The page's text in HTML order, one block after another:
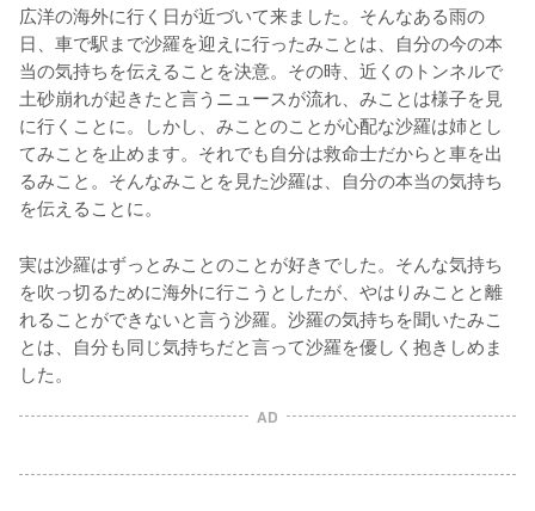
広洋の海外に行く日が近づいて来ました。そんなある雨の
日、車で駅まで沙羅を迎えに行ったみことは、自分の今の本
当の気持ちを伝えることを決意。その時、近くのトンネルで
土砂崩れが起きたと言うニュースが流れ、みことは様子を見
に行くことに。しかし、みことのことが心配な沙羅は姉とし
てみことを止めます。それでも自分は救命士だからと車を出
るみこと。そんなみことを見た沙羅は、自分の本当の気持ち
を伝えることに。
実は沙羅はずっとみことのことが好きでした。そんな気持ち
を吹っ切るために海外に行こうとしたが、やはりみことと離
れることができないと言う沙羅。沙羅の気持ちを聞いたみこ
とは、自分も同じ気持ちだと言って沙羅を優しく抱きしめま
した。
AD